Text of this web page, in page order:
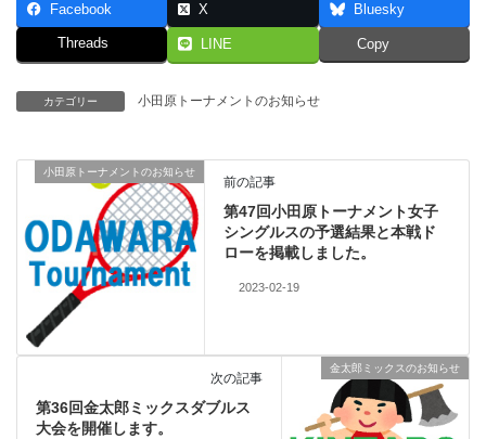
Facebook X Bluesky
Threads LINE Copy
カテゴリー 小田原トーナメントのお知らせ
小田原トーナメントのお知らせ
前の記事
第47回小田原トーナメント女子
シングルスの予選結果と本戦ド
ローを掲載しました。
2023-02-19
金太郎ミックスのお知らせ
次の記事
第36回金太郎ミックスダブルス
大会を開催します。